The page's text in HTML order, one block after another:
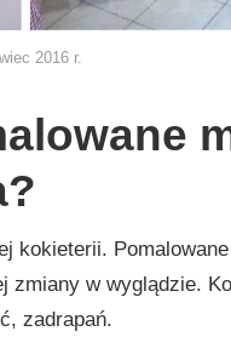
2016 r.
kokieterii.
zmiany w wyglądzie.
zadrapań.